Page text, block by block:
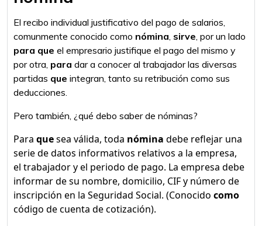
El recibo individual justificativo del pago de salarios,
comunmente conocido como nómina, sirve, por un lado
para que el empresario justifique el pago del mismo y
por otra, para dar a conocer al trabajador las diversas
partidas que integran, tanto su retribución como sus
deducciones.
Pero también, ¿qué debo saber de nóminas?
Para quesea válida, toda nómina debe reflejar una
serie de datos informativos relativos a la empresa,
el trabajador y el periodo de pago. La empresa debe
informar de su nombre, domicilio, CIF y número de
inscripción en la Seguridad Social. (Conocido como
código de cuenta de cotización).